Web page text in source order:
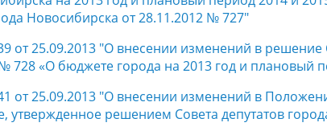
Новосибирска от 28.11.2012 № 727"
от 25.09.2013 "О внесении изменений в решение
728 «О бюджете города на 2013 год и плановый
от 25.09.2013 "О внесении изменений в
утвержденное решением Совета депутатов